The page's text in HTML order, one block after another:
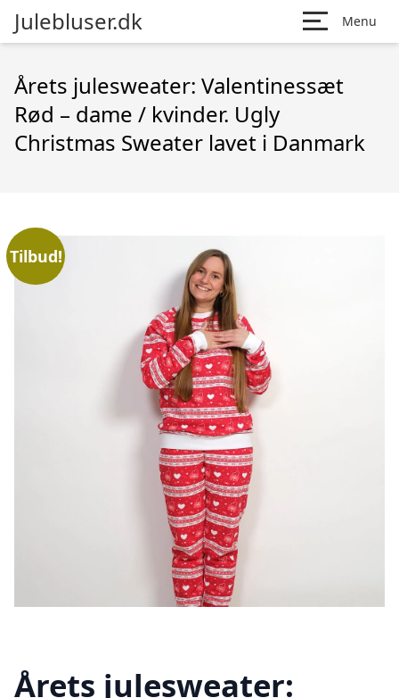
Julebluser.dk Menu
Årets julesweater: Valentinessæt
Rød – dame / kvinder. Ugly
Christmas Sweater lavet i Danmark
Tilbud!
Årets julesweater: